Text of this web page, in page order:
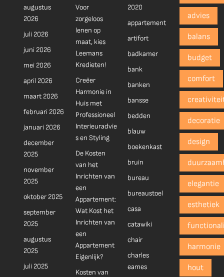
augustus
2026
juli 2026
juni 2026
mei 2026
april 2026
maart 2026
februari 2026
januari 2026
december
2025
november
2025
oktober 2025
september
2025
augustus
2025
juli 2025
Voor
zorgeloos
lenen op
maat, kies
Leemans
Kredieten!
Creëer
Harmonie in
Huis met
Professioneel
Interieuradvie
s en Styling
De Kosten
van het
Inrichten van
een
Appartement:
Wat Kost het
Inrichten van
een
Appartement
Eigenlijk?
Kosten van
2020
appartement
artifort
badkamer
bank
banken
bansse
bedden
blauw
boekenkast
bruin
bureau
bureaustoel
casa
catawiki
chair
charles
eames
advies
balans
budget
comfort
decoratie
design
elegantie
esthetiek
harmonie
hout